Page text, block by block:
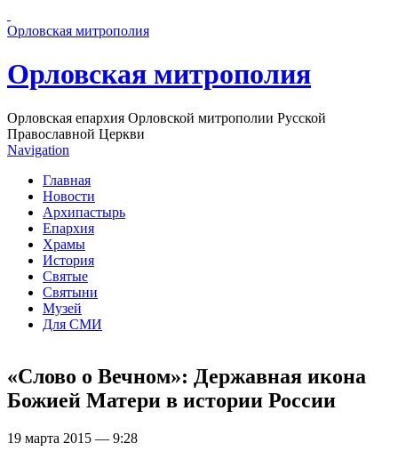
Орловская митрополия
Орловская митрополия
Орловская епархия Орловской митрополии Русской
Православной Церкви
Navigation
Главная
Новости
Архипастырь
Епархия
Храмы
История
Святые
Святыни
Музей
Для СМИ
«Слово о Вечном»: Державная икона
Божией Матери в истории России
19 марта 2015 — 9:28